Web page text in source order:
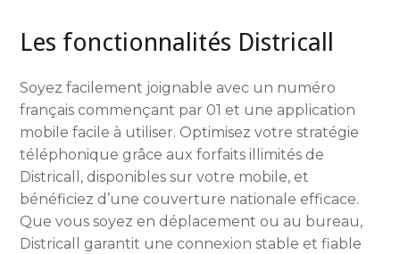
Les fonctionnalités Districall
Soyez facilement joignable avec un numéro
français commençant par 01 et une application
mobile facile à utiliser. Optimisez votre stratégie
téléphonique grâce aux forfaits illimités de
Districall, disponibles sur votre mobile, et
bénéficiez d’une couverture nationale efficace.
Que vous soyez en déplacement ou au bureau,
Districall garantit une connexion stable et fiable